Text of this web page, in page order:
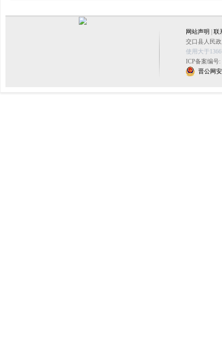
网站声明
联
交口县人民
使用大于
ICP备案编号:
晋公网